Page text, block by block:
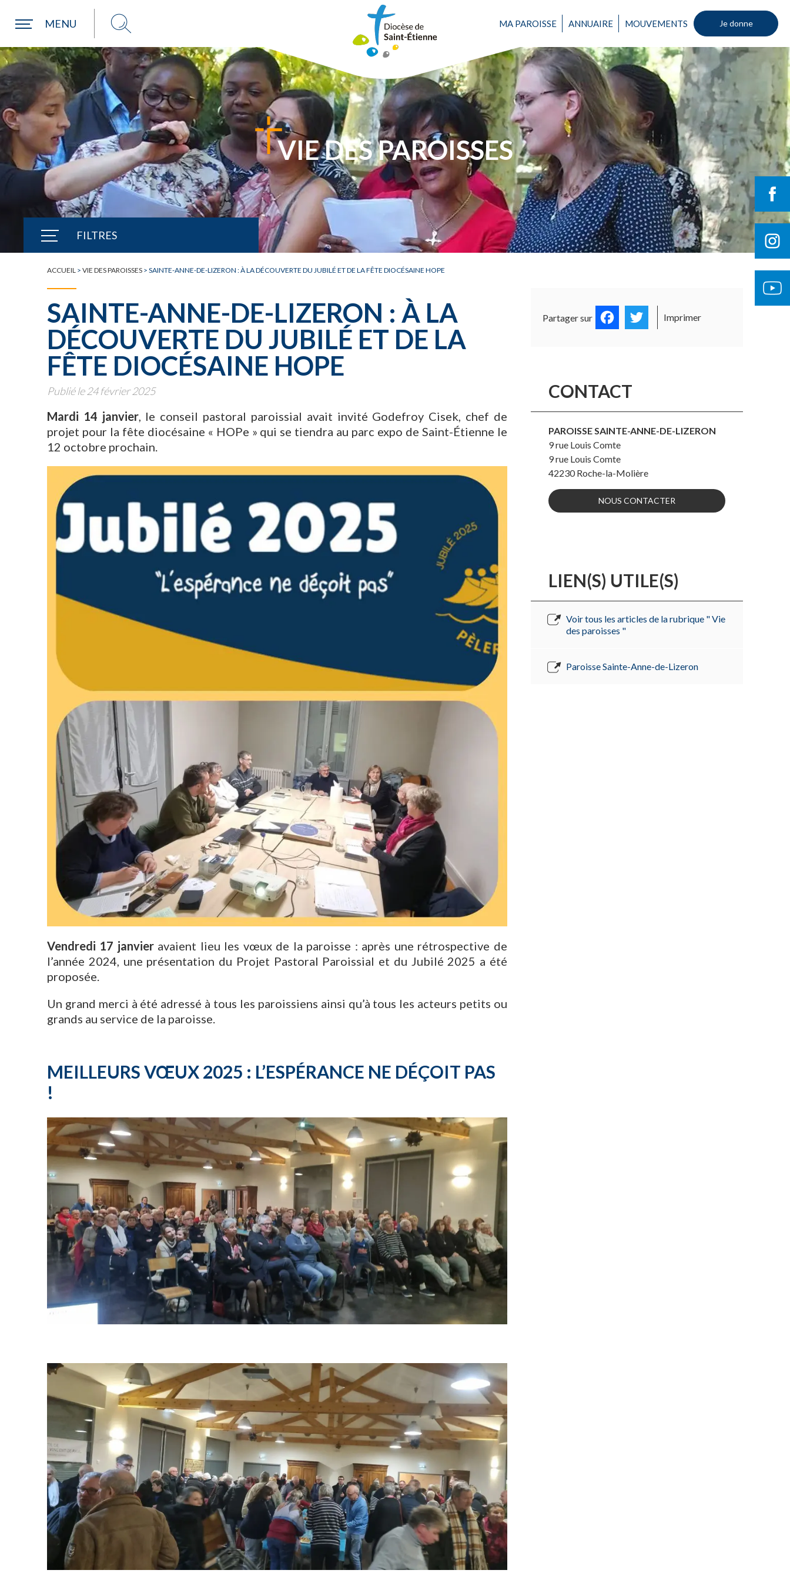
MENU MA PAROISSE ANNUAIRE MOUVEMENTS Je donne
Une commune
VIE DES PAROISSES
FILTRES
TOUTE L'ACTUALITÉ CARNET OFFICIEL ÉGLISE
ACCUEIL > VIE DES PAROISSES > SAINTE-ANNE-DE-LIZERON : À LA DÉCOUVERTE DU JUBILÉ ET DE LA FÊTE DIOCÉSAINE HOPE
SAINTE-ANNE-DE-LIZERON : À LA
DÉCOUVERTE DU JUBILÉ ET DE LA
FÊTE DIOCÉSAINE HOPE
Publié le 24 février 2025
Mardi 14 janvier, le conseil pastoral paroissial avait invité Godefroy Cisek, chef de
projet pour la fête diocésaine « HOPe » qui se tiendra au parc expo de Saint-Étienne le
12 octobre prochain.
Vendredi 17 janvieravaient lieu les vœux de la paroisse : après une rétrospective de
l’année 2024, une présentation du Projet Pastoral Paroissial et du Jubilé 2025 a été
proposée.
Un grand merci à été adressé à tous les paroissiens ainsi qu’à tous les acteurs petits ou
grands au service de la paroisse.
MEILLEURS VŒUX 2025 : L’ESPÉRANCE NE DÉÇOIT PAS
!
Partager sur FacebookTwitter
Imprimer
CONTACT
PAROISSE SAINTE-ANNE-DE-LIZERON
9 rue Louis Comte
9 rue Louis Comte
42230 Roche-la-Molière
NOUS CONTACTER
LIEN(S) UTILE(S)
Voir tous les articles de la rubrique " Vie
des paroisses "
Paroisse Sainte-Anne-de-Lizeron